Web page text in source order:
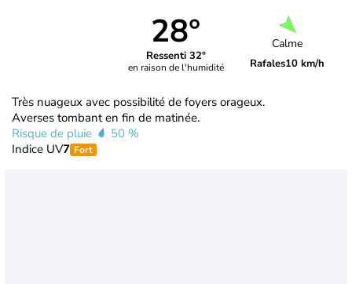
28°
Ressenti 32°
en raison de l'humidité
Calme
Rafales10 km/h
Très nuageux avec possibilité de foyers orageux.
Averses tombant en fin de matinée.
Risque de pluie
50 %
Indice UV7 Fort